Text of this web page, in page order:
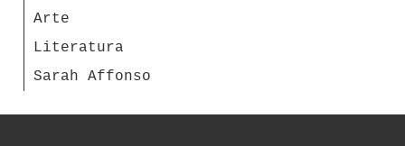
Arte
Literatura
Sarah Affonso